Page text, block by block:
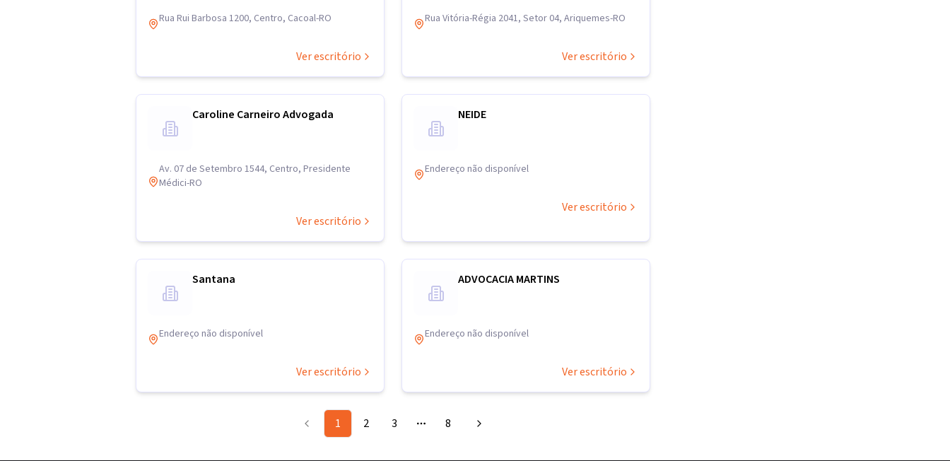
Rua Rui Barbosa 1200, Centro, Cacoal-RO
Ver escritório
Rua Vitória-Régia 2041, Setor 04, Ariquemes-RO
Ver escritório
Caroline Carneiro Advogada
Av. 07 de Setembro 1544, Centro, Presidente
Médici-RO
Ver escritório
NEIDE
Endereço não disponível
Ver escritório
Santana
Endereço não disponível
Ver escritório
ADVOCACIA MARTINS
Endereço não disponível
Ver escritório
1 2 3 More pages
8